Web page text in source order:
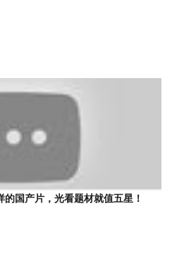
的国产片，光看题材就值五星！